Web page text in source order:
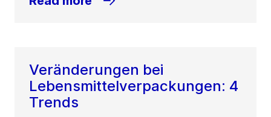
Veränderungen bei
Lebensmittelverpackungen: 4
Trends